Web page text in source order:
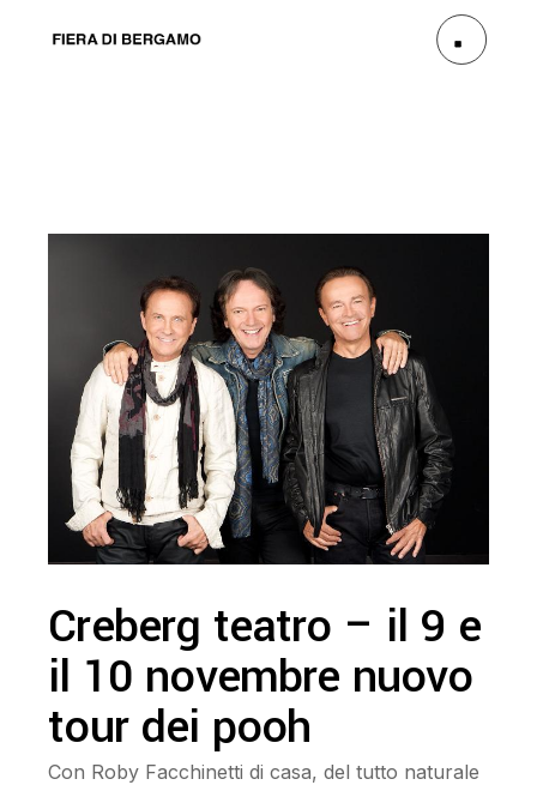
Creberg teatro – il 9 e
il 10 novembre nuovo
tour dei pooh
Con Roby Facchinetti di casa, del tutto naturale